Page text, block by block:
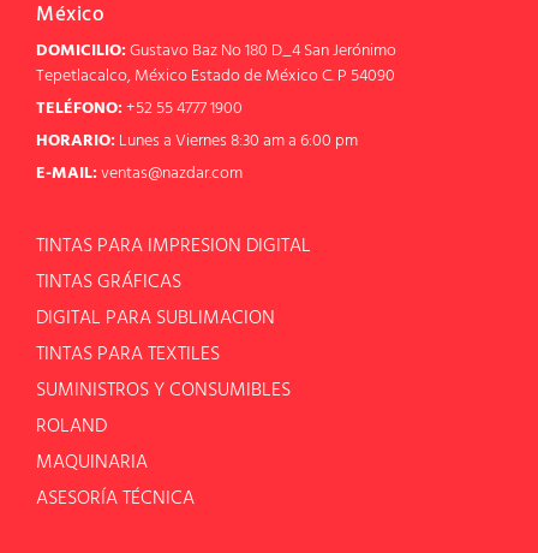
México
DOMICILIO:Gustavo Baz No 180 D_4 San Jerónimo
Tepetlacalco, México Estado de México C. P 54090
TELÉFONO:+52 55 4777 1900
HORARIO: Lunes a Viernes 8:30 am a 6:00 pm
E-MAIL:ventas@nazdar.com
TINTAS PARA IMPRESION DIGITAL
TINTAS GRÁFICAS
DIGITAL PARA SUBLIMACION
TINTAS PARA TEXTILES
SUMINISTROS Y CONSUMIBLES
ROLAND
MAQUINARIA
ASESORÍA TÉCNICA